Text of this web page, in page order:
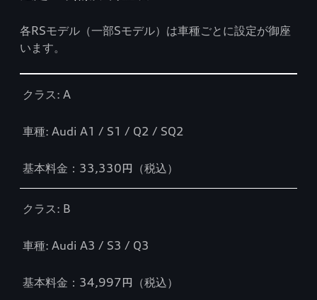
各RSモデル（一部Sモデル）は車種ごとに設定が御座
います。
クラス: A
車種: Audi A1 / S1 / Q2 / SQ2
基本料金：33,330円（税込）
クラス: B
車種: Audi A3 / S3 / Q3
基本料金：34,997円（税込）